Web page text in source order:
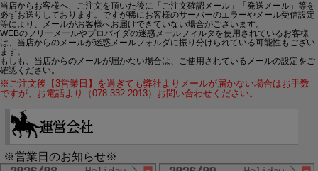
当店からお客様へ、ご注文を頂いた後に「ご注文確認メール」「発送メール」等を
必ずお送りしております。ですが稀にお客様のサーバーのエラーやメール受信設定
等により、メールがお客様へお届けできていない場合がございます。
WEBのフリーメールやプロバイダの迷惑メールフィルタを使用されているお客様
は、当店からのメールが迷惑メールフォルダに振り分けられている可能性もござい
ます。
もしも、当店からのメールが届かない場合は、ご使用されているメールの設定をご
確認ください。
※ご注文後【3営業日】を過ぎても弊社よりメールが届かない場合はお手数
ですが、お電話より（078-332-2013）お問い合わせください。
※営業日のお知らせ※